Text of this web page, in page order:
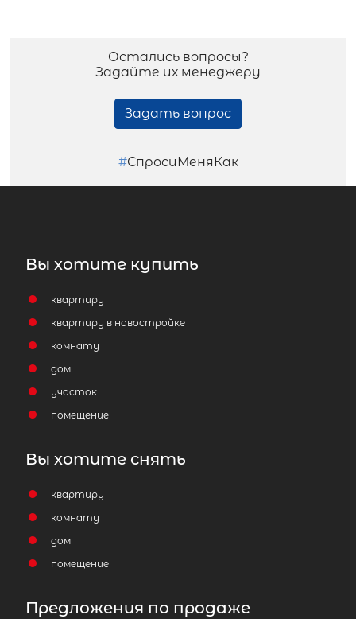
Остались вопросы?
Задайте их менеджеру
Задать вопрос
#СпросиМеняКак
Вы хотите купить
квартиру
квартиру в новостройке
комнату
дом
участок
помещение
Вы хотите снять
квартиру
комнату
дом
помещение
Предложения по продаже